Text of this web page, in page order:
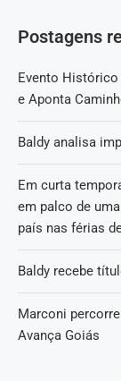
Postagens
Evento
e Aponta
Baldy analisa
Em curta
em palco de
país nas férias
Baldy recebe
Marconi
Avança Goiás